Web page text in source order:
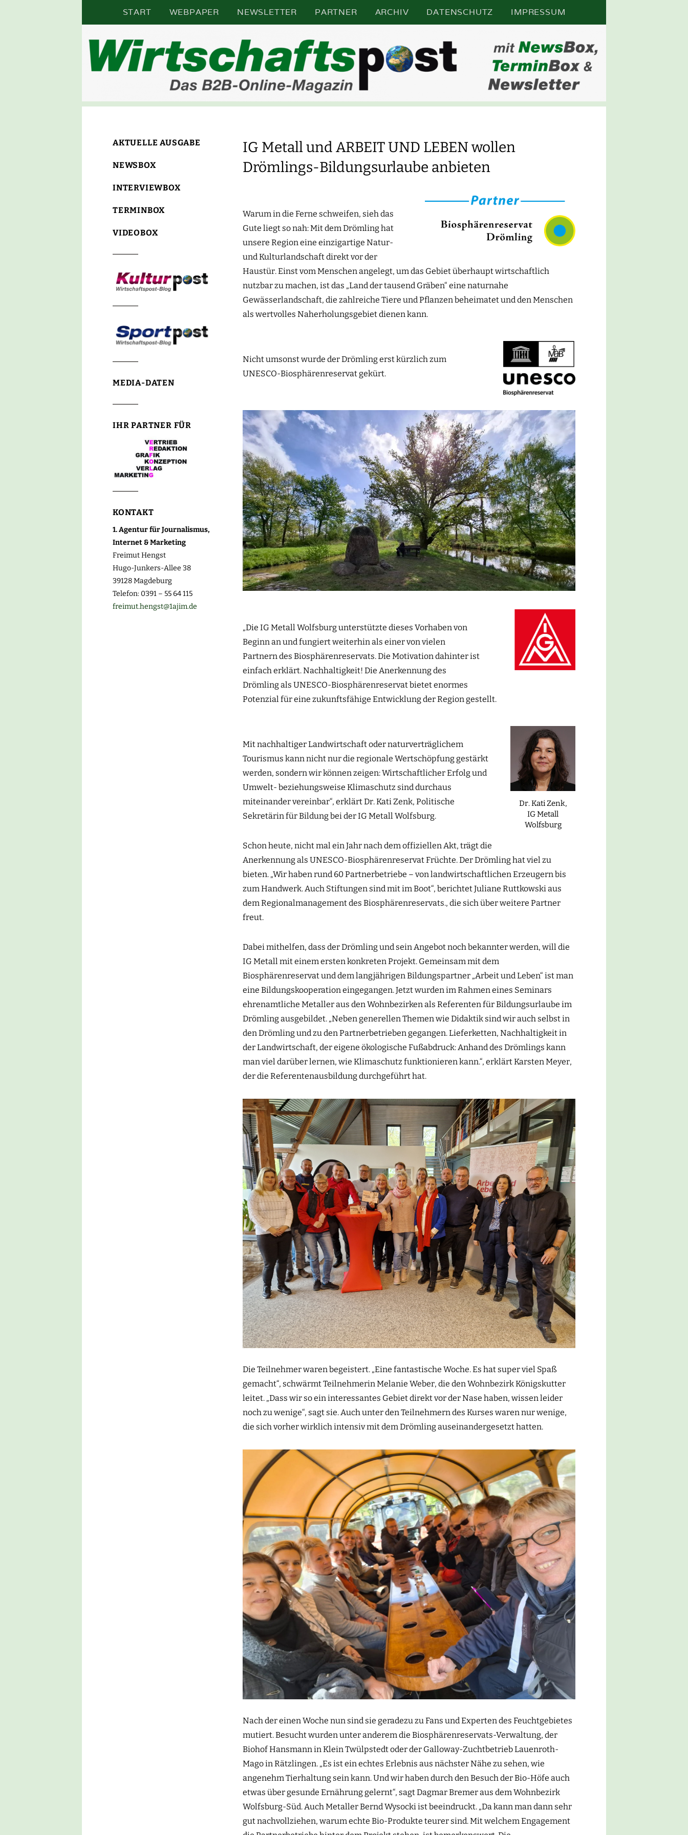
START WEBPAPER NEWSLETTER PARTNER ARCHIV DATENSCHUTZ IMPRESSUM
ONLINE
IG Metall und ARBEIT UND LEBEN wollen
Drömlings-Bildungsurlaube anbieten
Warum in die Ferne schweifen, sieh das
Gute liegt so nah: Mit dem Drömling hat
unsere Region eine einzigartige Natur-
und Kulturlandschaft direkt vor der
Haustür. Einst vom Menschen angelegt, um das Gebiet überhaupt wirtschaftlich
nutzbar zu machen, ist das „Land der tausend Gräben“ eine naturnahe
Gewässerlandschaft, die zahlreiche Tiere und Pflanzen beheimatet und den Menschen
als wertvolles Naherholungsgebiet dienen kann.
Nicht umsonst wurde der Drömling erst kürzlich zum
UNESCO-Biosphärenreservat gekürt.
„Die IG Metall Wolfsburg unterstützte dieses Vorhaben von
Beginn an und fungiert weiterhin als einer von vielen
Partnern des Biosphärenreservats. Die Motivation dahinter ist
einfach erklärt. Nachhaltigkeit! Die Anerkennung des
Drömling als UNESCO-Biosphärenreservat bietet enormes
Potenzial für eine zukunftsfähige Entwicklung der Region gestellt.
Dr. Kati Zenk,
IG Metall
Wolfsburg
Mit nachhaltiger Landwirtschaft oder naturverträglichem
Tourismus kann nicht nur die regionale Wertschöpfung gestärkt
werden, sondern wir können zeigen: Wirtschaftlicher Erfolg und
Umwelt- beziehungsweise Klimaschutz sind durchaus
miteinander vereinbar“, erklärt Dr. Kati Zenk, Politische
Sekretärin für Bildung bei der IG Metall Wolfsburg.
Schon heute, nicht mal ein Jahr nach dem offiziellen Akt, trägt die
Anerkennung als UNESCO-Biosphärenreservat Früchte. Der Drömling hat viel zu
bieten. „Wir haben rund 60 Partnerbetriebe – von landwirtschaftlichen Erzeugern bis
zum Handwerk. Auch Stiftungen sind mit im Boot“, berichtet Juliane Ruttkowski aus
dem Regionalmanagement des Biosphärenreservats., die sich über weitere Partner
freut.
Dabei mithelfen, dass der Drömling und sein Angebot noch bekannter werden, will die
IG Metall mit einem ersten konkreten Projekt. Gemeinsam mit dem
Biosphärenreservat und dem langjährigen Bildungspartner „Arbeit und Leben“ ist man
eine Bildungskooperation eingegangen. Jetzt wurden im Rahmen eines Seminars
ehrenamtliche Metaller aus den Wohnbezirken als Referenten für Bildungsurlaube im
Drömling ausgebildet. „Neben generellen Themen wie Didaktik sind wir auch selbst in
den Drömling und zu den Partnerbetrieben gegangen. Lieferketten, Nachhaltigkeit in
der Landwirtschaft, der eigene ökologische Fußabdruck: Anhand des Drömlings kann
man viel darüber lernen, wie Klimaschutz funktionieren kann.“, erklärt Karsten Meyer,
der die Referentenausbildung durchgeführt hat.
Die Teilnehmer waren begeistert. „Eine fantastische Woche. Es hat super viel Spaß
gemacht“, schwärmt Teilnehmerin Melanie Weber, die den Wohnbezirk Königskutter
leitet. „Dass wir so ein interessantes Gebiet direkt vor der Nase haben, wissen leider
noch zu wenige“, sagt sie. Auch unter den Teilnehmern des Kurses waren nur wenige,
die sich vorher wirklich intensiv mit dem Drömling auseinandergesetzt hatten.
Nach der einen Woche nun sind sie geradezu zu Fans und Experten des Feuchtgebietes
mutiert. Besucht wurden unter anderem die Biosphärenreservats-Verwaltung, der
Biohof Hansmann in Klein Twülpstedt oder der Galloway-Zuchtbetrieb Lauenroth-
Mago in Rätzlingen. „Es ist ein echtes Erlebnis aus nächster Nähe zu sehen, wie
angenehm Tierhaltung sein kann. Und wir haben durch den Besuch der Bio-Höfe auch
etwas über gesunde Ernährung gelernt“, sagt Dagmar Bremer aus dem Wohnbezirk
Wolfsburg-Süd. Auch Metaller Bernd Wysocki ist beeindruckt. „Da kann man dann sehr
gut nachvollziehen, warum echte Bio-Produkte teurer sind. Mit welchem Engagement
AKTUELLE AUSGABE
NEWSBOX
INTERVIEWBOX
TERMINBOX
VIDEOBOX
MEDIA-DATEN
IHR PARTNER FÜR
KONTAKT
1. Agentur für Journalismus,
Internet & Marketing
Freimut Hengst
Hugo-Junkers-Allee 38
39128 Magdeburg
Telefon: 0391 – 55 64 115
freimut.hengst@1ajim.de